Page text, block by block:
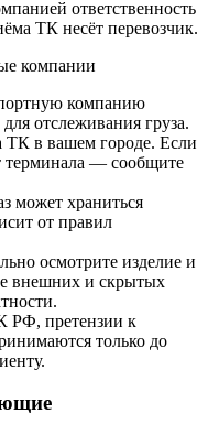
ответственность
ТК несёт перевозчик.
компании
компанию
отслеживания груза.
ТК в вашем городе. Если
терминала — сообщите
может храниться
от правил
осмотрите изделие и
внешних и скрытых
РФ, претензии к
только до